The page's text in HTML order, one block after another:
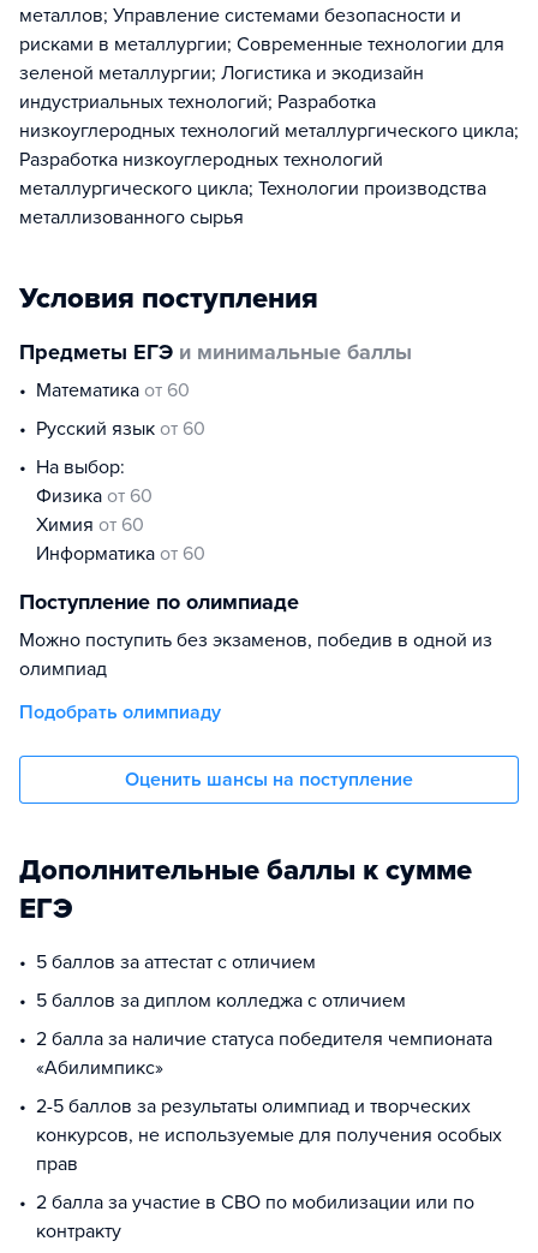
металлов; Управление системами безопасности и
рисками в металлургии; Современные технологии для
зеленой металлургии; Логистика и экодизайн
индустриальных технологий; Разработка
низкоуглеродных технологий металлургического цикла;
Разработка низкоуглеродных технологий
металлургического цикла; Технологии производства
металлизованного сырья
Условия поступления
Предметы ЕГЭ и минимальные баллы
математика от 60
русский язык от 60
На выбор:
физика от 60
химия от 60
информатика от 60
Поступление по олимпиаде
Можно поступить без экзаменов, победив в одной из
олимпиад
Подобрать олимпиаду
Оценить шансы на поступление
Дополнительные баллы к сумме
ЕГЭ
5 баллов за аттестат с отличием
5 баллов за диплом колледжа с отличием
2 балла за наличие статуса победителя чемпионата
«Абилимпикс»
2-5 баллов за результаты олимпиад и творческих
конкурсов, не используемые для получения особых
прав
2 балла за участие в СВО по мобилизации или по
контракту